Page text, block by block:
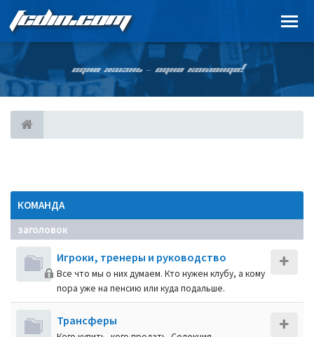
FCDIN.COM
ОДНА ЖИЗНЬ – ОДНА КОМАНДА!
КОМАНДА
заголовок
Игроки, тренеры и руководство
Все что мы о них думаем. Кто нужен клубу, а кому
пора уже на пенсию или куда подальше.
Трансферы